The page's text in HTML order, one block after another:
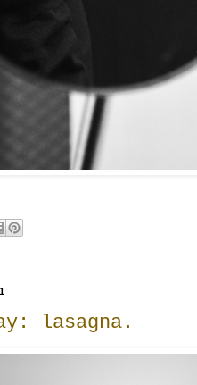
lasagna.